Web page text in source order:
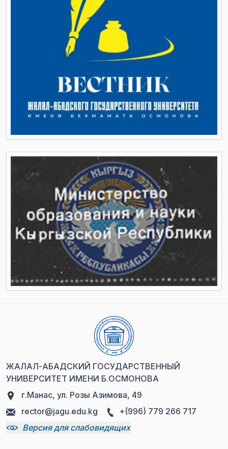
ЖАЛАЛ-АБАДСКИЙ ГОСУДАРСТВЕННЫЙ
УНИВЕРСИТЕТ ИМЕНИ Б.ОСМОНОВА
г.Манас, ул. Розы Азимова, 49
rector@jagu.edu.kg
+(996) 779 266 717
Версия для слабовидящих